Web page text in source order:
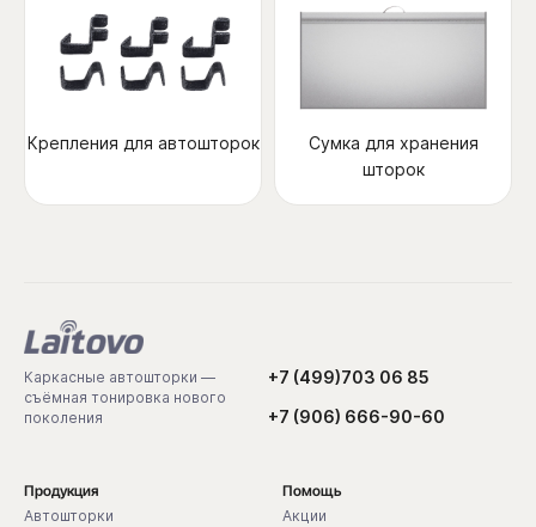
Крепления для автошторок
Сумка для хранения
шторок
Каркасные автошторки —
съёмная тонировка нового
поколения
+7 (499)703 06 85
+7 (906) 666-90-60
Продукция
Автошторки
Помощь
Акции